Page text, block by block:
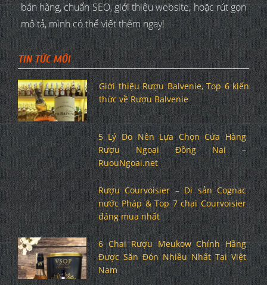
bán hàng, chuẩn SEO, giới thiệu website, hoặc rút gọn
mô tả, mình có thể viết thêm ngay!
TIN TỨC MỚI
Giới thiệu Rượu Balvenie, Top 6 kiến
thức về Rượu Balvenie
5 Lý Do Nên Lựa Chọn Cửa Hàng
Rượu Ngoại Đồng Nai –
RuouNgoai.net
Rượu Courvoisier – Di sản Cognac
nước Pháp & Top 7 chai Courvoisier
đáng mua nhất
6 Chai Rượu Meukow Chính Hãng
Được Săn Đón Nhiều Nhất Tại Việt
Nam